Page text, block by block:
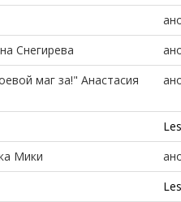
Снегирева
маг за!" Анастасия
Мики